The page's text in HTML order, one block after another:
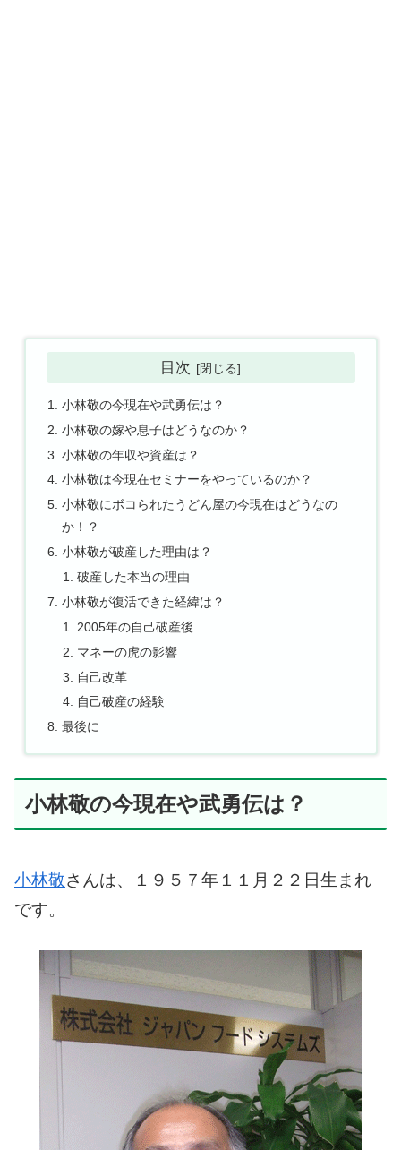
目次
小林敬の今現在や武勇伝は？
小林敬の嫁や息子はどうなのか？
小林敬の年収や資産は？
小林敬は今現在セミナーをやっているのか？
小林敬にボコられたうどん屋の今現在はどうなの
か！？
小林敬が破産した理由は？
破産した本当の理由
小林敬が復活できた経緯は？
2005年の自己破産後
マネーの虎の影響
自己改革
自己破産の経験
最後に
小林敬の今現在や武勇伝は？
小林敬さんは、１９５７年１１月２２日生まれ
です。